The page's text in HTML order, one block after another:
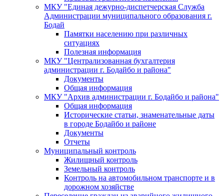
МКУ "Единая дежурно-диспетчерская Служба
Администрации муниципального образования г.
Бодай
Памятки населению при различных
ситуациях
Полезная информация
МКУ "Централизованная бухгалтерия
администрации г. Бодайбо и района"
Документы
Общая информация
МКУ "Архив администрации г. Бодайбо и района"
Общая информация
Исторические статьи, знаменательные даты
в городе Бодайбо и районе
Документы
Отчеты
Муниципальный контроль
Жилищный контроль
Земельный контроль
Контроль на автомобильном транспорте и в
дорожном хозяйстве